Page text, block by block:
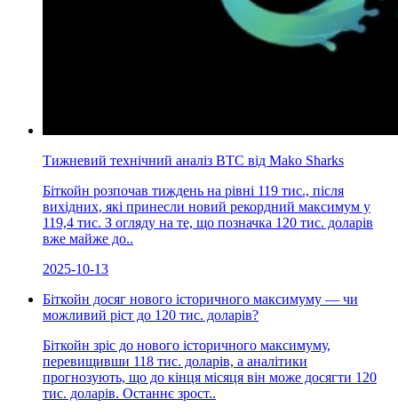
Тижневий технічний аналіз BTC від Mako Sharks
Біткойн розпочав тиждень на рівні 119 тис., після
вихідних, які принесли новий рекордний максимум у
119,4 тис. З огляду на те, що позначка 120 тис. доларів
вже майже до..
2025-10-13
Біткойн досяг нового історичного максимуму — чи
можливий ріст до 120 тис. доларів?
Біткойн зріс до нового історичного максимуму,
перевищивши 118 тис. доларів, а аналітики
прогнозують, що до кінця місяця він може досягти 120
тис. доларів. Останнє зрост..